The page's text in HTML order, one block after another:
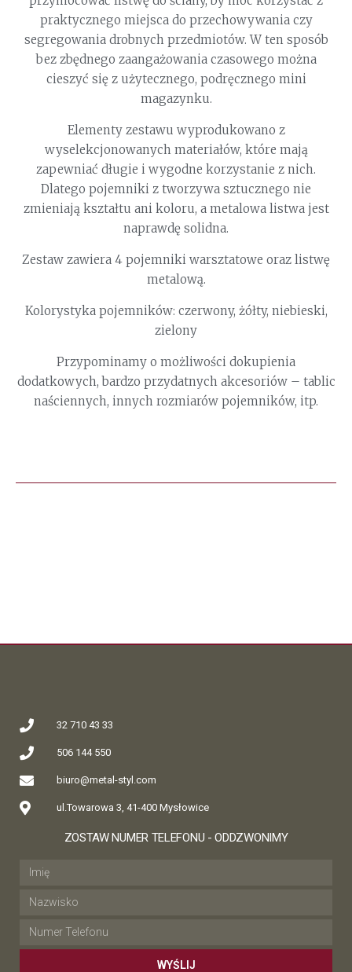
praktycznego miejsca do przechowywania czy
segregowania drobnych przedmiotów. W ten sposób
bez zbędnego zaangażowania czasowego można
cieszyć się z użytecznego, podręcznego mini
magazynku.
Elementy zestawu wyprodukowano z
wyselekcjonowanych materiałów, które mają
zapewniać długie i wygodne korzystanie z nich.
Dlatego pojemniki z tworzywa sztucznego nie
zmieniają kształtu ani koloru, a metalowa listwa jest
naprawdę solidna.
Zestaw zawiera 4 pojemniki warsztatowe oraz listwę
metalową.
Kolorystyka pojemników: czerwony, żółty, niebieski,
zielony
Przypominamy o możliwości dokupienia
dodatkowych, bardzo przydatnych akcesoriów – tablic
naściennych, innych rozmiarów pojemników, itp.
32 710 43 33
506 144 550
biuro@metal-styl.com
ul.Towarowa 3, 41-400 Mysłowice
ZOSTAW NUMER TELEFONU - ODDZWONIMY
WYŚLIJ